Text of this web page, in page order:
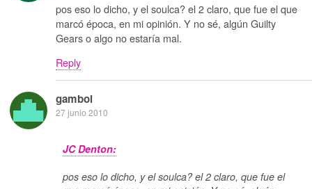
pos eso lo dicho, y el soulca? el 2 claro, que fue el que
marcó época, en mi opinión. Y no sé, algún Guilty
Gears o algo no estaría mal.
Reply
gamboi
27 junio 2010
JC Denton:
pos eso lo dicho, y el soulca? el 2 claro, que fue el